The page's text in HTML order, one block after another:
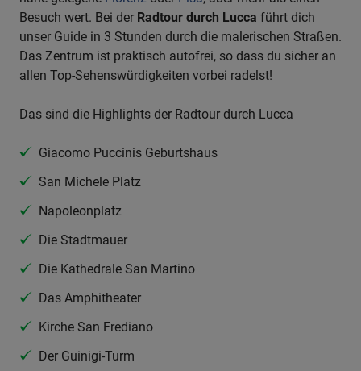
Besuch wert. Bei der Radtour durch Lucca führt dich
unser Guide in 3 Stunden durch die malerischen Straßen.
Das Zentrum ist praktisch autofrei, so dass du sicher an
allen Top-Sehenswürdigkeiten vorbei radelst!
Das sind die Highlights der Radtour durch Lucca
Giacomo Puccinis Geburtshaus
San Michele Platz
Napoleonplatz
Die Stadtmauer
Die Kathedrale San Martino
Das Amphitheater
Kirche San Frediano
Der Guinigi-Turm